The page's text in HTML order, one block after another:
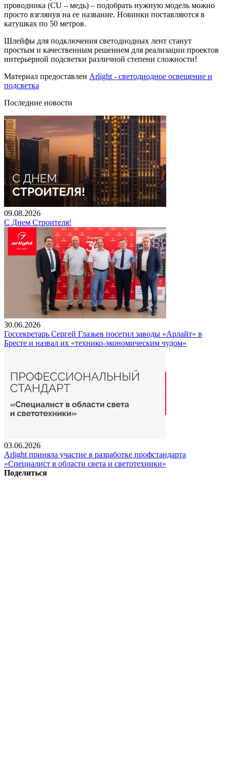
проводника (CU – медь) – подобрать нужную модель можно
просто взглянув на ее название. Новинки поставляются в
катушках по 50 метров.
Шлейфы для подключения светодиодных лент станут
простым и качественным решением для реализации проектов
интерьерной подсветки различной степени сложности!
Материал предоставлен Arlight - светодиодное освещение и
подсветка
Последние новости
09.08.2026
С Днем Строителя!
30.06.2026
Госсекретарь Сергей Глазьев посетил заводы «Арлайт» в
Бресте и назвал их «технико-экономическим чудом»
03.06.2026
Arlight приняла участие в разработке профстандарта
«Специалист в области света и светотехники»
Поделиться